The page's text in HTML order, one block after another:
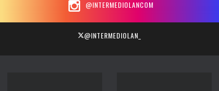
@INTERMEDIOLANCOM
@INTERMEDIOLAN_